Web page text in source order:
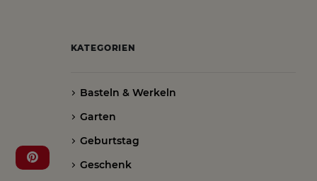
KATEGORIEN
Basteln & Werkeln
Garten
Geburtstag
Geschenk